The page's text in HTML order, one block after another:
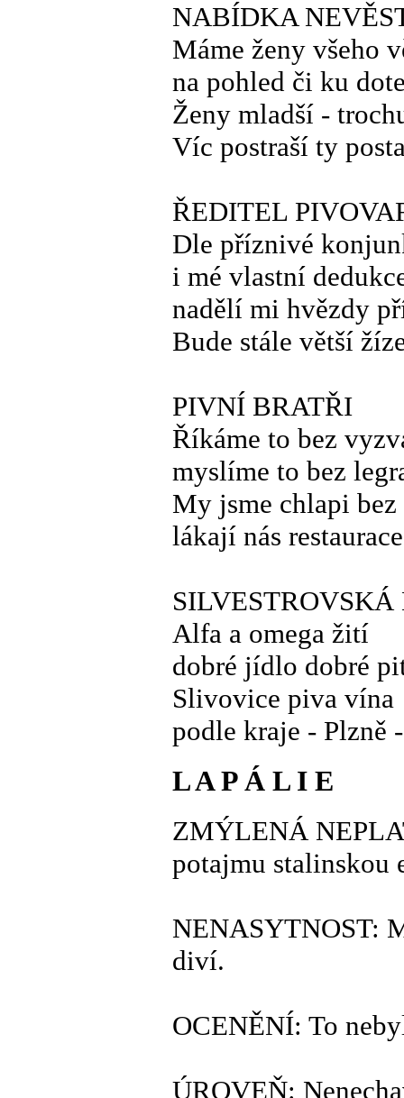
NABÍDKA
Máme ženy všeho
na pohled či ku
Ženy mladší -
Víc postraší ty
ŘEDITEL
Dle příznivé
i mé vlastní
nadělí mi hvězdy
Bude stále větší
PIVNÍ BRATŘI
Říkáme to bez
myslíme to bez
My jsme chlapi
lákají nás restaurace
Alfa a omega žití
dobré jídlo dobré
Slivovice piva vína
podle kraje - Plzně
L A P Á L I E
ZMÝLENÁ
potajmu stalinskou
NENASYTNOST:
diví.
OCENĚNÍ: To
ÚROVEŇ: